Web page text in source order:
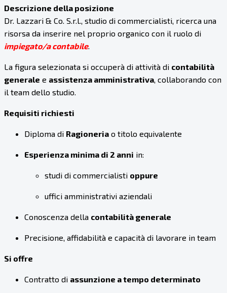
Descrizione della posizione
Dr. Lazzari & Co. S.r.l., studio di commercialisti, ricerca una
risorsa da inserire nel proprio organico con il ruolo di
impiegato/a contabile.
La figura selezionata si occuperà di attività di contabilità
generale e assistenza amministrativa, collaborando con
il team dello studio.
Requisiti richiesti
Diploma di Ragioneria o titolo equivalente
Esperienza minima di 2 anni in:
studi di commercialisti oppure
uffici amministrativi aziendali
Conoscenza della contabilità generale
Precisione, affidabilità e capacità di lavorare in team
Si offre
Contratto di assunzione a tempo determinato